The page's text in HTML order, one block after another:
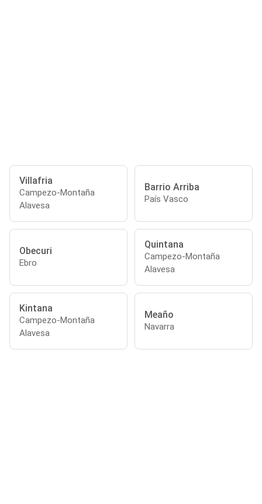
Villafria
Campezo-Montaña
Alavesa
Barrio Arriba
País Vasco
Obecuri
Ebro
Quintana
Campezo-Montaña
Alavesa
Kintana
Campezo-Montaña
Alavesa
Meaño
Navarra